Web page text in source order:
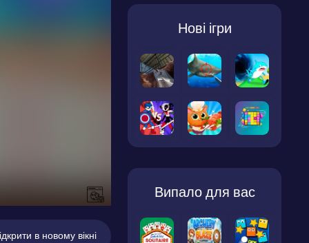
в новому вікні
Нові ігри
Випало для вас